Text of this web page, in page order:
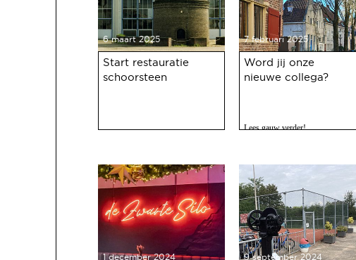
6 maart 2025
Start restauratie
schoorsteen
7 februari 2025
Word jij onze
nieuwe collega?
Lees gauw verder!
1 december 2024 9 september 2024